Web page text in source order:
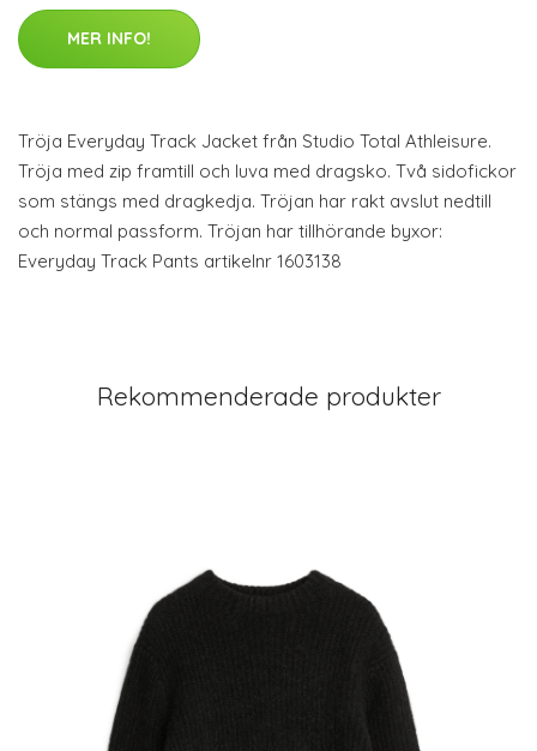
MER INFO!
Tröja Everyday Track Jacket från Studio Total Athleisure.
Tröja med zip framtill och luva med dragsko. Två sidofickor
som stängs med dragkedja. Tröjan har rakt avslut nedtill
och normal passform. Tröjan har tillhörande byxor:
Everyday Track Pants artikelnr 1603138
Rekommenderade produkter